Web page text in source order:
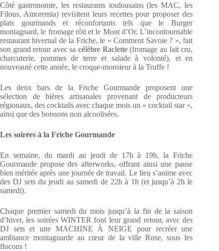
Côté gastronomie, les restaurants toulousains (les MAC, les
Filous, Amoremia) revisitent leurs recettes pour proposer des
plats gourmands et réconfortants tels que le Burger
montagnard, le fromage rôti et le Mont d’Or. L’incontournable
restaurant hivernal de la Friche, le « Comment Savoie ? », fait
son grand retour avec sacélèbre Raclette(fromage au lait cru,
charcuterie, pommes de terre et salade à volonté), et en
nouveauté cette année, le croque-monsieur à la Truffe !
Les deux bars de la Friche Gourmande proposent une
sélection de bières artisanales provenant de producteurs
régionaux, des cocktails avec chaque mois un « cocktail star »,
ainsi que des boissons non alcoolisées.
Les soirées à la Friche Gourmande
En semaine, du mardi au jeudi de 17h à 19h, la Friche
Gourmande propose des afterworks, offrant ainsi une pause
bien méritée après une journée de travail. Le lieu s’anime avec
des DJ sets du jeudi au samedi de 22h à 1h (et jusqu’à 2h le
samedi).
Chaque premier samedi du mois jusqu’à la fin de la saison
d’hiver, les soirées WINTER font leur grand retour, avec des
DJ sets et une MACHINE À NEIGE pour recréer une
ambiance montagnarde au cœur de la ville Rose, sous les
flocons !